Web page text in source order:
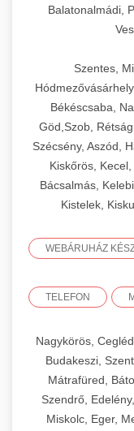
Balatonalmádi,
Szentes,
Békéscsaba,
Göd,Szob,
Szécsény, Aszód,
Kiskőrös,
Bácsalmás,
Kistelek,
WEBÁRUHÁZ
TELEFON
Nagykörös,
Budakeszi,
Mátrafüred,
Szendrő,
Miskolc, Eger,